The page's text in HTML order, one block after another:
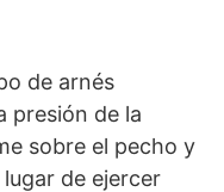
de arnés
presión de la
sobre el pecho y
de ejercer